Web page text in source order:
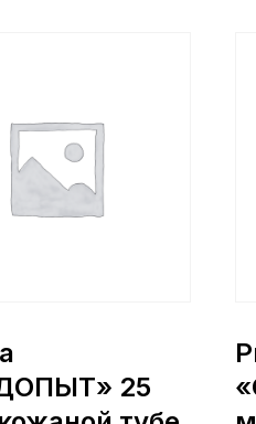
25